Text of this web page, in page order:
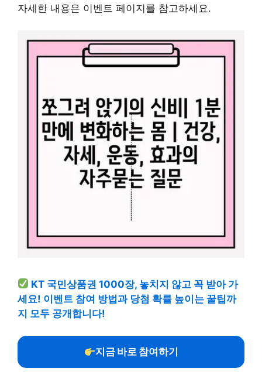
자세한 내용은 이벤트 페이지를 참고하세요.
KT 국민상품권 1000장, 놓치지 않고 꼭 받아 가
세요! 이벤트 참여 방법과 당첨 확률 높이는 꿀팁까
지 모두 공개합니다!
지금 바로 참여하기